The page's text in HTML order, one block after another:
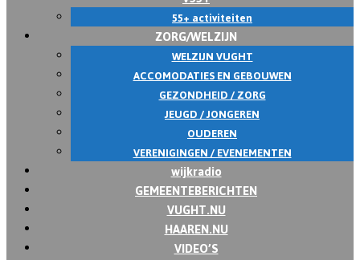
55+ activiteiten
ZORG/WELZIJN
WELZIJN VUGHT
ACCOMODATIES EN GEBOUWEN
GEZONDHEID / ZORG
JEUGD / JONGEREN
OUDEREN
VERENIGINGEN / EVENEMENTEN
wijkradio
GEMEENTEBERICHTEN
VUGHT.NU
HAAREN.NU
VIDEO’S